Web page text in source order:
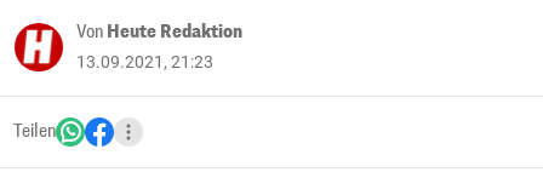
Von Heute Redaktion
13.09.2021, 21:23
Teilen